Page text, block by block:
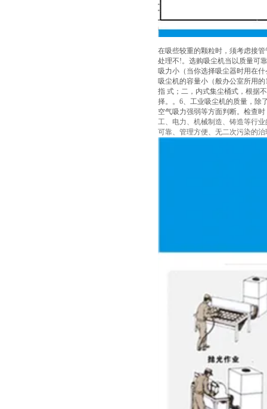
在吸些较重的颗粒时，须考虑接
处理不!。选购吸尘机当以质量可
吸力小（当你选择吸尘器时用在
吸尘机的容量小（般办公室所用
指 式；二，内式集尘桶式，根据
择。。6、工业吸尘机的质量，除
空气吸力强弱等方面判断。检查
工、电力、机械制造、铸造等行
可靠、管理方便、无二次污染的